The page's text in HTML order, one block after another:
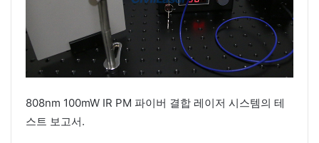
808nm 100mW IR PM 파이버 결합 레이저 시스템의 테
스트 보고서.